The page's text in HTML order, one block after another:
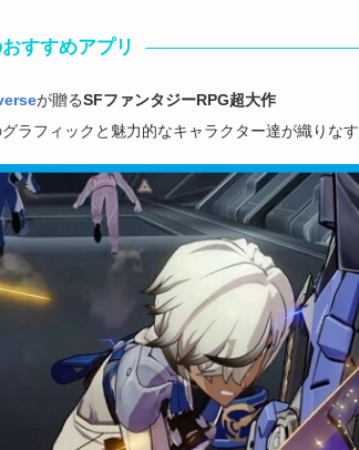
すすめアプリ
が贈るSFファンタジーRPG超大作
ラフィックと魅力的なキャラクター達が織りなす